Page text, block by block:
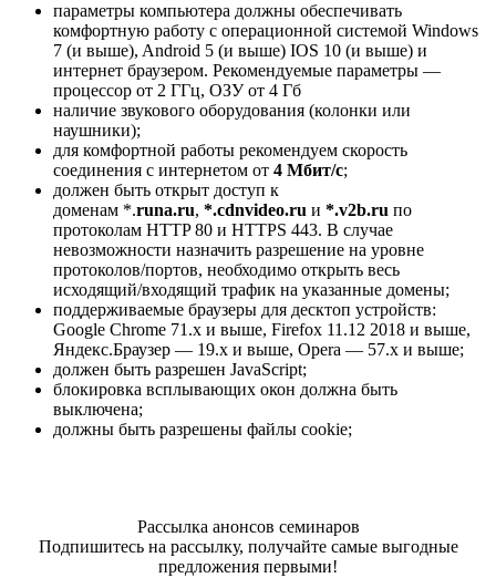
параметры компьютера должны обеспечивать
комфортную работу с операционной системой Windows
7 (и выше), Android 5 (и выше) IOS 10 (и выше) и
интернет браузером. Рекомендуемые параметры —
процессор от 2 ГГц, ОЗУ от 4 Гб
наличие звукового оборудования (колонки или
наушники);
для комфортной работы рекомендуем скорость
соединения с интернетом от 4 Мбит/с;
должен быть открыт доступ к
доменам *.runa.ru, *.cdnvideo.ru и *.v2b.ru по
протоколам HTTP 80 и HTTPS 443. В случае
невозможности назначить разрешение на уровне
протоколов/портов, необходимо открыть весь
исходящий/входящий трафик на указанные домены;
поддерживаемые браузеры для десктоп устройств:
Google Chrome 71.x и выше, Firefox 11.12 2018 и выше,
Яндекс.Браузер — 19.x и выше, Opera — 57.x и выше;
должен быть разрешен JavaScript;
блокировка всплывающих окон должна быть
выключена;
должны быть разрешены файлы cookie;
Рассылка анонсов семинаров
Подпишитесь на рассылку, получайте самые выгодные
предложения первыми!